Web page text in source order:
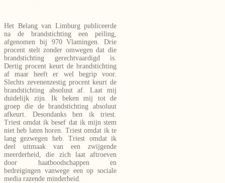
Het Belang van Limburg publiceerde
na de brandstichting een peiling,
afgenomen bij 970 Vlamingen. Drie
procent stelt zonder omwegen dat die
brandstichting gerechtvaardigd is.
Dertig procent keurt de brandstichting
af maar heeft er wel begrip voor.
Slechts zevenenzestig procent keurt de
brandstichting absoluut af. Laat mij
duidelijk zijn. Ik beken mij tot de
groep die de brandstichting absoluut
afkeurt. Desondanks ben ik triest.
Triest omdat ik besef dat ik mijn stem
niet heb laten horen. Triest omdat ik te
lang gezwegen heb. Triest omdat ik
deel uitmaak van een zwijgende
meerderheid, die zich laat aftroeven
door haatboodschappen en
bedreigingen vanwege een op sociale
media razende minderheid.